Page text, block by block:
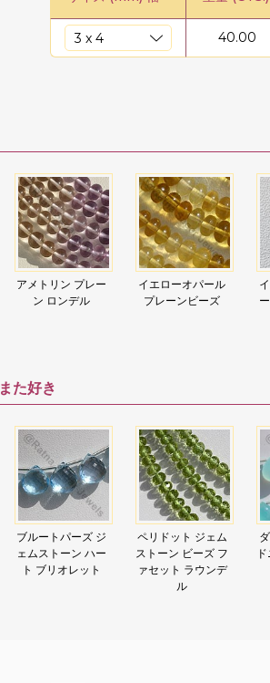
40.00
アメトリン プレー
ン ロンデル
イエローオパール
プレーンビーズ
また好き
ブルートパーズ ジ
ェムストーン ハー
ト ブリオレット
ペリドット ジェム
ストーン ビーズ フ
ァセット ラウンデ
ル